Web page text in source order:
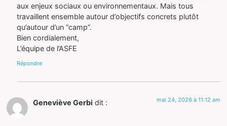
aux enjeux sociaux ou environnementaux. Mais tous
travaillent ensemble autour d’objectifs concrets plutôt
qu’autour d’un “camp”.
Bien cordialement,
L’équipe de l’ASFE
Répondre
Geneviève Gerbi dit : mai 24, 2026 à 11:12 am